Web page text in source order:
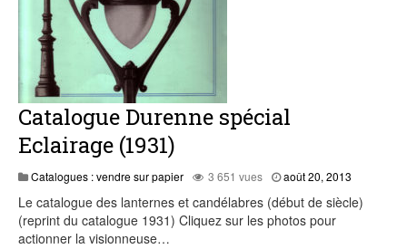
Catalogue Durenne spécial
Eclairage (1931)
Catalogues : vendre sur papier 3 651 vues août 20, 2013
2015
Le catalogue des lanternes et candélabres (début de siècle)
(reprint du catalogue 1931) Cliquez sur les photos pour
actionner la visionneuse…